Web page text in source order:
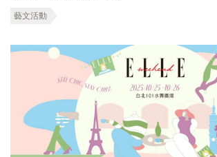
藝文活動